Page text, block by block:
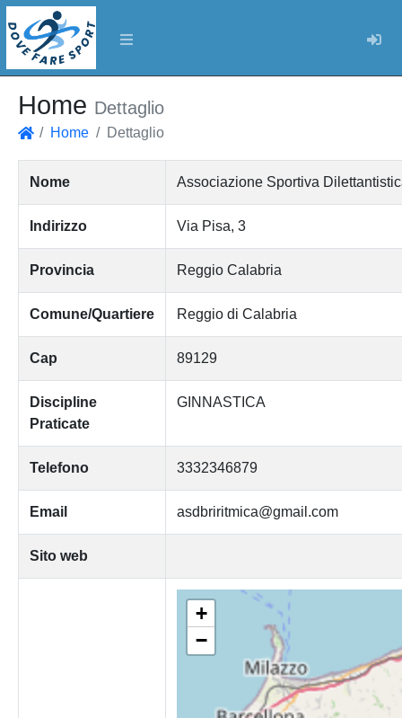
Home Dettaglio
Home Dettaglio
Nome Associazione Sportiva
Indirizzo Via Pisa, 3
Provincia Reggio Calabria
Comune/Quartiere Reggio di Calabria
Cap 89129
Discipline
Praticate
GINNASTICA
Telefono 3332346879
Email asdbriritmica@gmail.com
Sito web
+
−